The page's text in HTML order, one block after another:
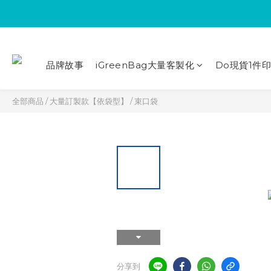
品牌故事 iGreenBag大量客製化 Do現貨1件
全部商品 /大量訂製款【依袋型】 /束口袋
分享到